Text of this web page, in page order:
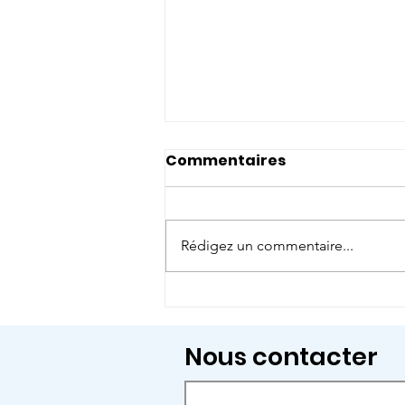
autrement ?
Commentaires
Rédigez un commentaire...
Nous contacter